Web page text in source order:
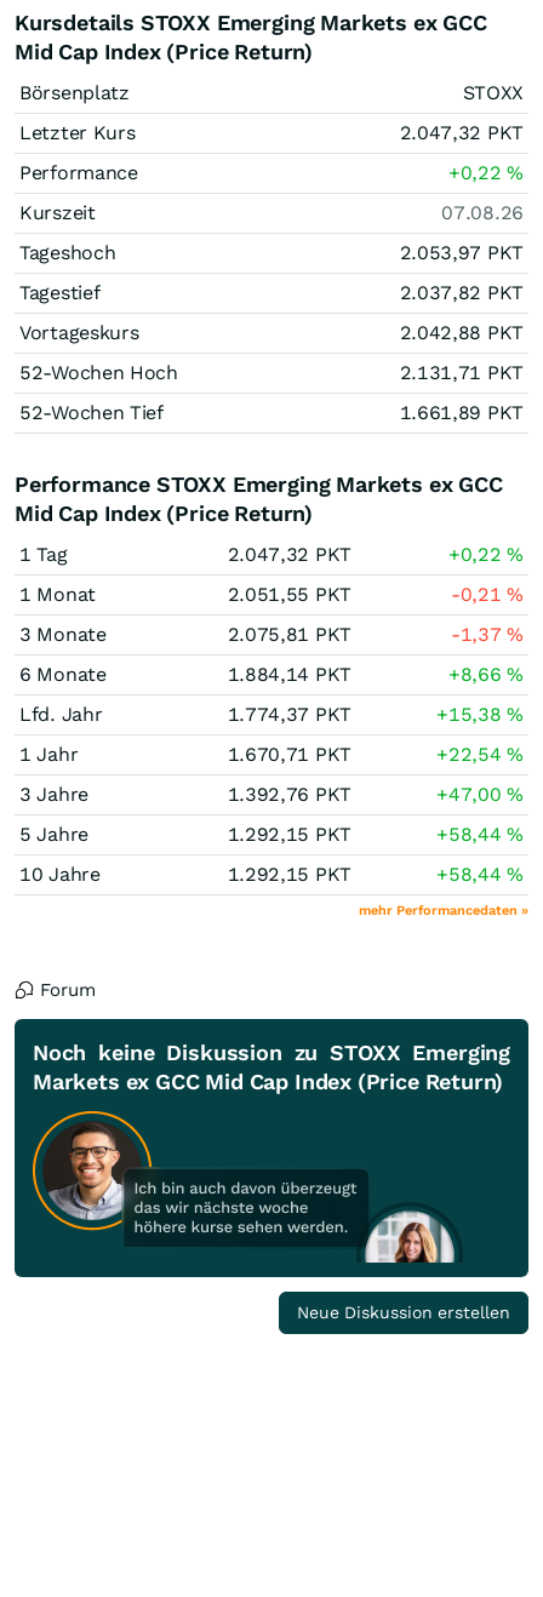
Kursdetails STOXX Emerging Markets ex GCC
Mid Cap Index (Price Return)
Börsenplatz
STOXX
Letzter Kurs
2.047,32 PKT
Performance
+0,22%
Kurszeit
07.08.26
Tageshoch
2.053,97 PKT
Tagestief
2.037,82 PKT
Vortageskurs
2.042,88 PKT
52-Wochen Hoch
2.131,71 PKT
52-Wochen Tief
1.661,89 PKT
Performance STOXX Emerging Markets ex GCC
Mid Cap Index (Price Return)
1 Tag 2.047,32 PKT +0,22%
1 Monat
2.051,55 PKT -0,21%
3 Monate
2.075,81 PKT -1,37%
6 Monate
1.884,14 PKT +8,66%
Lfd. Jahr
1.774,37 PKT +15,38%
1 Jahr
1.670,71 PKT +22,54%
3 Jahre
1.392,76 PKT +47,00%
5 Jahre
1.292,15 PKT +58,44%
10 Jahre
1.292,15 PKT +58,44%
mehr Performancedaten »
Forum
Noch keine Diskussion zu STOXX Emerging
Markets ex GCC Mid Cap Index (Price Return)
Neue Diskussion erstellen